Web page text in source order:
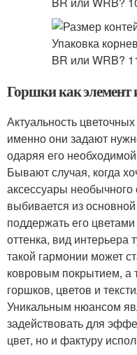
Горшки как элемент
Актуальность
именно они задают
одаряя его
Бывают случая, когда
аксессуары
выбивается из
поддержать его
оттенка, вид
такой гармонии может
ковровым покрытием, а
горшков, цветов и
Уникальным нюансом
задействовать для
цвет, но и фактуру